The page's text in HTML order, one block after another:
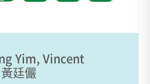
Yim, Vincent
黃廷儼